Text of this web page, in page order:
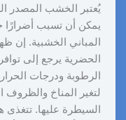
يُعتبر الخشب المصدر
يمكن أن تسبب أضرارًا
المباني الخشبية. إن
الحضرية يرجع إلى
الرطوبة ودرجات
لتغير المناخ والظروف
السيطرة عليها.